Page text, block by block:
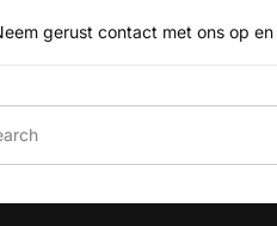
gerust contact met ons op